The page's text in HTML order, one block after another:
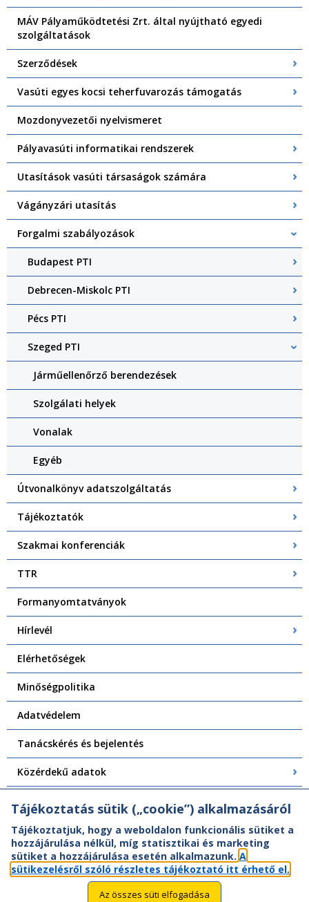
MÁV Pályaműködtetési Zrt. által nyújtható egyedi
szolgáltatások
Szerződések
Vasúti egyes kocsi teherfuvarozás támogatás
Mozdonyvezetői nyelvismeret
Pályavasúti informatikai rendszerek
Utasítások vasúti társaságok számára
Vágányzári utasítás
Forgalmi szabályozások
Budapest PTI
Debrecen-Miskolc PTI
Pécs PTI
Szeged PTI
Járműellenőrző berendezések
Szolgálati helyek
Vonalak
Egyéb
Útvonalkönyv adatszolgáltatás
Tájékoztatók
Szakmai konferenciák
TTR
Formanyomtatványok
Hírlevél
Elérhetőségek
Minőségpolitika
Adatvédelem
Tanácskérés és bejelentés
Közérdekű adatok
Tájékoztatás sütik („cookie”) alkalmazásáról
Tájékoztatjuk, hogy a weboldalon funkcionális sütiket a
hozzájárulása nélkül, míg statisztikai és marketing
sütiket a hozzájárulása esetén alkalmazunk. A
sütikezelésről szóló részletes tájékoztató itt érhető el.
Az összes süti elfogadása